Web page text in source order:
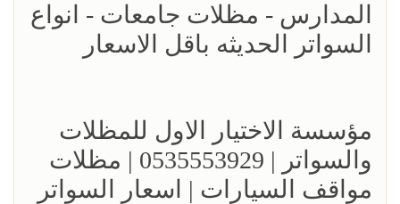
المدارس - مظلات جامعات - انواع
السواتر الحديثه باقل الاسعار
مؤسسة الاختيار الاول للمظلات
والسواتر | 0535553929 | مظلات
مواقف السيارات | اسعار السواتر